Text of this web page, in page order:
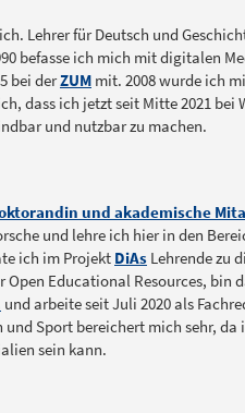
Lehrer für Deutsch und
befasse ich mich mit digitalen
bei derZUM mit. 2008 wurde ich
dass ich jetzt seit Mitte 2021
und nutzbar zu machen.
und akademische
und lehre ich hier in den
ich im Projekt DiAs Lehrende zu
Open Educational Resources, bin
und arbeite seit Juli 2020 als
Sport bereichert mich sehr,
sein kann.